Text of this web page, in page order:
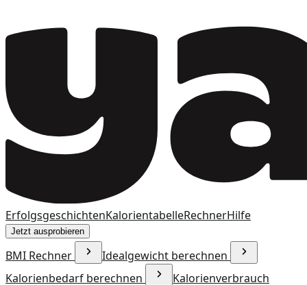
ErfolgsgeschichtenKalorientabelleRechnerHilfe
Jetzt ausprobieren
BMI Rechner
Idealgewicht berechnen
Kalorienbedarf berechnen
Kalorienverbrauch